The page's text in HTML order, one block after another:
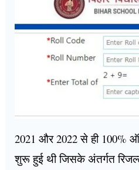
2021 और 2022 से ही 100%
शुरू हुई थी जिसके अंतर्गत